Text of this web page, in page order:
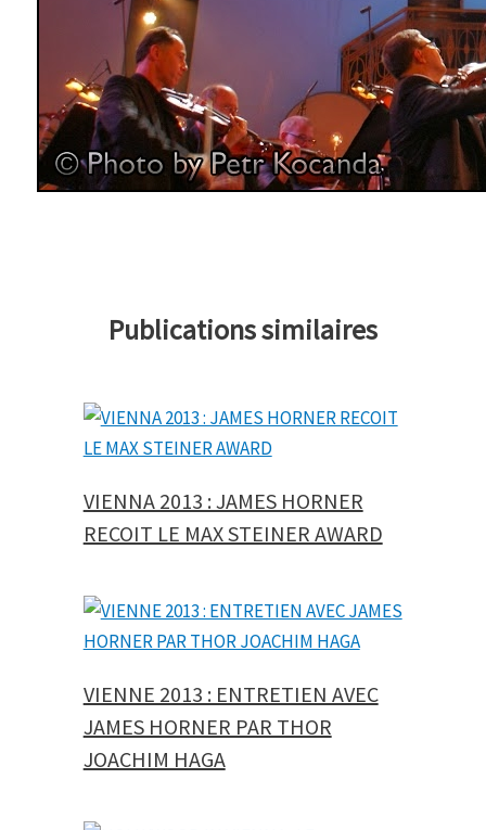
Publications similaires
VIENNA 2013 : JAMES HORNER
RECOIT LE MAX STEINER AWARD
VIENNE 2013 : ENTRETIEN AVEC
JAMES HORNER PAR THOR
JOACHIM HAGA